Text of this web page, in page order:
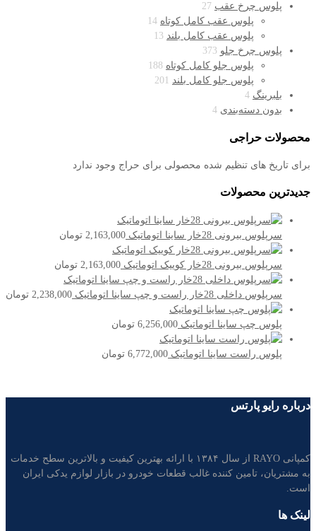
پلوس چرخ عقب 27
پلوس عقب کامل کوتاه 14
پلوس عقب کامل بلند 13
پلوس چرخ جلو 373
پلوس جلو کامل کوتاه 188
پلوس جلو کامل بلند 201
بلبرینگ 4
بدون دسته‌بندی 4
محصولات حراجی
برای تاریخ های تنظیم شده محصولی برای حراج وجود ندارد
جدیدترین محصولات
سرپلوس بیرونی 28خار ساینا اتوماتیک 2,163,000 تومان
سرپلوس بیرونی 28خار کوییک اتوماتیک 2,163,000 تومان
سرپلوس داخلی 28خار راست و چپ ساینا اتوماتیک 2,238,000 تومان
پلوس چپ ساینا اتوماتیک 6,256,000 تومان
پلوس راست ساینا اتوماتیک 6,772,000 تومان
درباره رایو پارتس
کمپانی RAYO از سال ۱۳۸۴ با ارائه بهترین کیفیت و بالاترین سطح خدمات
به مشتریان، تامین کننده غالب قطعات خودرو در بازار لوازم یدکی ایران
است.
لینک ها